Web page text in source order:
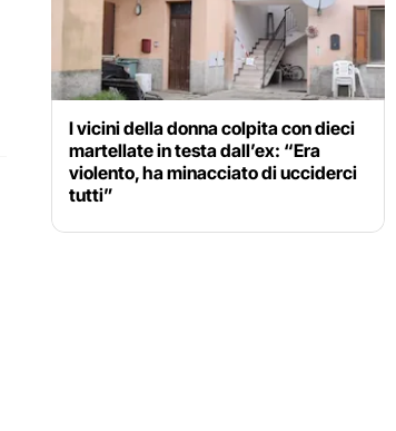
I vicini della donna colpita con dieci
martellate in testa dall’ex: “Era
violento, ha minacciato di ucciderci
tutti”